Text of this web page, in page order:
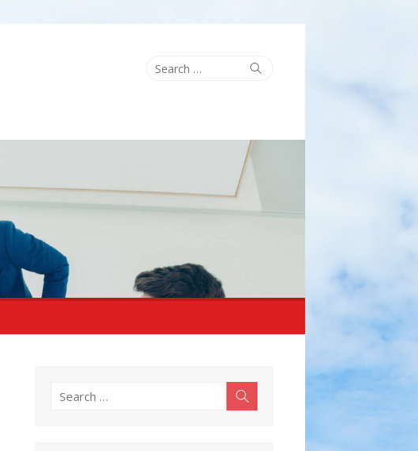
Search
Search
Search